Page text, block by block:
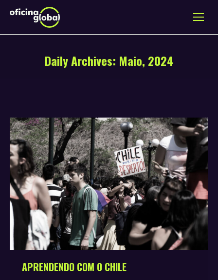
Daily Archives: Maio, 2024
APRENDENDO COM O CHILE